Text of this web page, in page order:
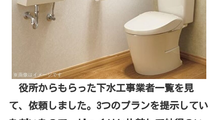
役所からもらった下水工事業者一覧を見
て、依頼しました。3つのプランを提示してい